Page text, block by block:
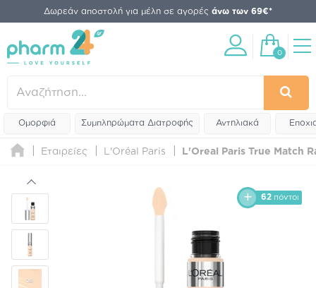
Δωρεάν αποστολή για μέλη σε αγορές άνω των 69€*
0
Ομορφιά Συμπληρώματα Διατροφής Αντηλιακά
Εταιρείες L'Oréal Paris L'Oreal Paris True Match
62 πόντοι